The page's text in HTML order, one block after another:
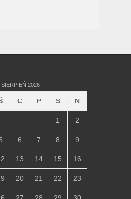
SIERPIEŃ 2026
C P S N
1 2
5 6 7 8 9
13 14 15 16
20 21 22 23